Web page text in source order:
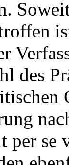
des
per se